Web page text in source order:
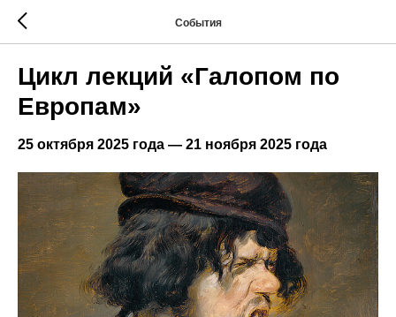
События
Цикл лекций «Галопом по
Европам»
25 октября 2025 года — 21 ноября 2025 года